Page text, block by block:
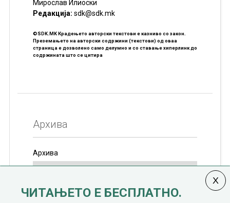
Мирослав Илиоски
Редакцијa: sdk@sdk.mk
©SDK.MK Крадењето авторски текстови е казниво со закон.
Преземањето на авторски содржини (текстови) од оваа
страница е дозволено само делумно и со ставање хиперлинк до
содржината што се цитира
Архива
Архива
ЧИТАЊЕТО Е БЕСПЛАТНО.